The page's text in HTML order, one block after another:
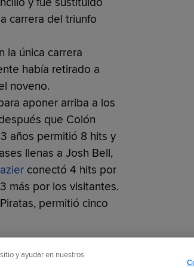
carrera del triunfo
la única carrera
había retirado a
noveno.
aponer arriba a los
que Colón
años permitió 8 hits y
llenas a Josh Bell,
conectó 4 hits por
más por los visitantes.
permitió cinco
y ayudar en nuestros